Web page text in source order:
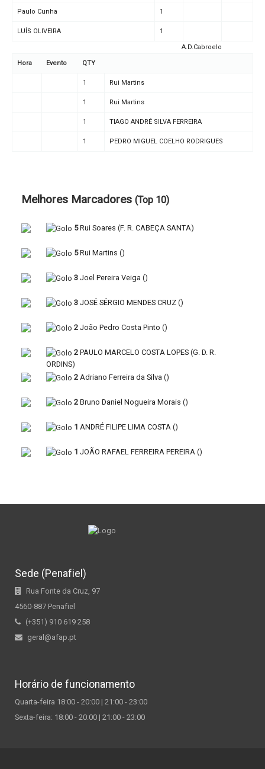
Paulo Cunha 1
LUÍS OLIVEIRA 1
A.D.Cabroelo
Hora Evento QTY
1 Rui Martins
1 Rui Martins
1 TIAGO ANDRÉ SILVA FERREIRA
1 PEDRO MIGUEL COELHO RODRIGUES
Melhores Marcadores (Top 10)
5 Rui Soares (F. R. CABEÇA SANTA)
5 Rui Martins ()
3 Joel Pereira Veiga ()
3 JOSÉ SÉRGIO MENDES CRUZ ()
2 João Pedro Costa Pinto ()
2 PAULO MARCELO COSTA LOPES (G. D. R.
ORDINS)
2 Adriano Ferreira da Silva ()
2 Bruno Daniel Nogueira Morais ()
1 ANDRÉ FILIPE LIMA COSTA ()
1 JOÃO RAFAEL FERREIRA PEREIRA ()
Sede (Penafiel)
Rua Fonte da Cruz, 97
4560-887 Penafiel
(+351) 910 619 258
geral@afap.pt
Horário de funcionamento
Quarta-feira 18:00 - 20:00 | 21:00 - 23:00
Sexta-feira: 18:00 - 20:00 | 21:00 - 23:00